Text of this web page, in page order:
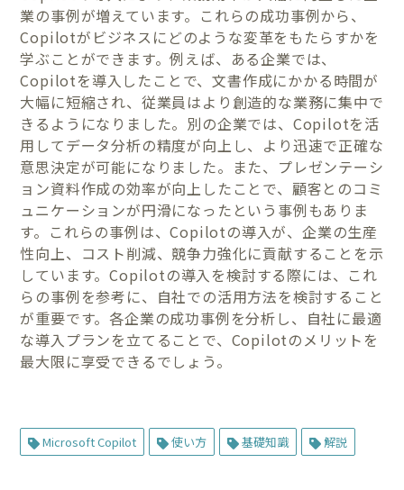
業の事例が増えています。これらの成功事例から、
Copilotがビジネスにどのような変革をもたらすかを
学ぶことができます。例えば、ある企業では、
Copilotを導入したことで、文書作成にかかる時間が
大幅に短縮され、従業員はより創造的な業務に集中で
きるようになりました。別の企業では、Copilotを活
用してデータ分析の精度が向上し、より迅速で正確な
意思決定が可能になりました。また、プレゼンテーシ
ョン資料作成の効率が向上したことで、顧客とのコミ
ュニケーションが円滑になったという事例もありま
す。これらの事例は、Copilotの導入が、企業の生産
性向上、コスト削減、競争力強化に貢献することを示
しています。Copilotの導入を検討する際には、これ
らの事例を参考に、自社での活用方法を検討すること
が重要です。各企業の成功事例を分析し、自社に最適
な導入プランを立てることで、Copilotのメリットを
最大限に享受できるでしょう。
Microsoft Copilot 使い方 基礎知識 解説